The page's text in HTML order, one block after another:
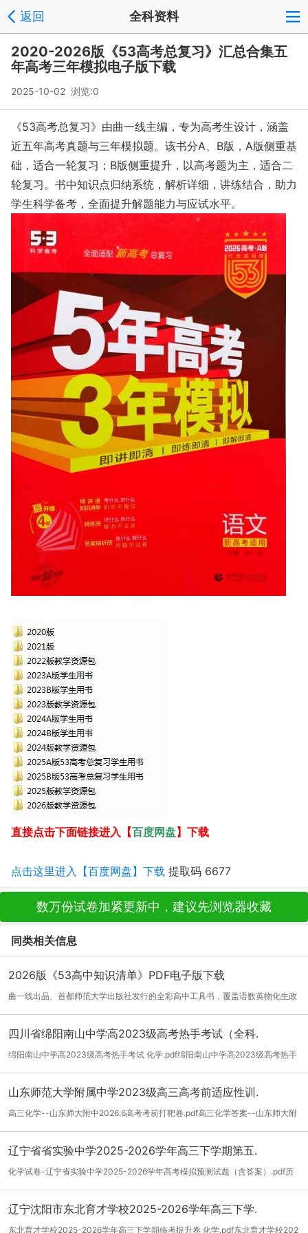
返回 全科资料
2020-2026版《53高考总复习》汇总合集五
年高考三年模拟电子版下载
2025-10-02 浏览:0
《53高考总复习》由曲一线主编，专为高考生设计，涵盖
近五年高考真题与三年模拟题。该书分A、B版，A版侧重基
础，适合一轮复习；B版侧重提升，以高考题为主，适合二
轮复习。书中知识点归纳系统，解析详细，讲练结合，助力
学生科学备考，全面提升解题能力与应试水平。
直接点击下面链接进入【百度网盘】下载
点击这里进入【百度网盘】下载 提取码 6677
数万份试卷加紧更新中，建议先浏览器收藏
同类相关信息
2026版《53高中知识清单》PDF电子版下载
曲一线出品、首都师范大学出版社发行的全彩高中工具书，覆盖语数英物化生政
史地九...[详细]
四川省绵阳南山中学高2023级高考热手考试（全科.
绵阳南山中学高2023级高考热手考试 化学.pdf绵阳南山中学高2023级高考热手
考试 化...[详细]
山东师范大学附属中学2023级高三高考前适应性训.
高三化学--山东师大附中2026.6高考考前打靶卷.pdf高三化学答案--山东师大附
中2026....[详细]
辽宁省省实验中学2025-2026学年高三下学期第五.
化学试卷-辽宁省实验中学2025-2026学年高考模拟预测试题（含答案）.pdf历
史试卷-辽...[详细]
辽宁沈阳市东北育才学校2025-2026学年高三下学.
东北育才学校2025-2026学年高三下学期临考提升卷 化学.pdf东北育才学校202